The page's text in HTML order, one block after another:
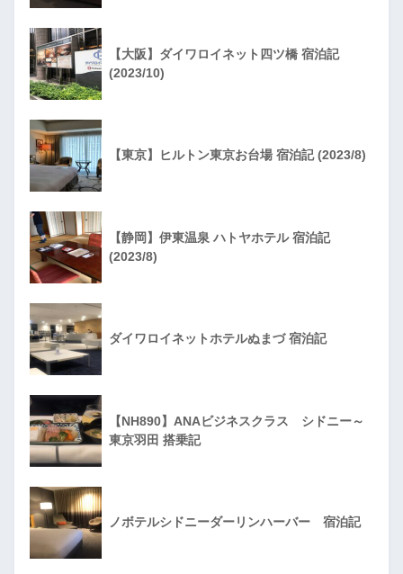
【大阪】ダイワロイネット四ツ橋 宿泊記
(2023/10)
【東京】ヒルトン東京お台場 宿泊記 (2023/8)
【静岡】伊東温泉 ハトヤホテル 宿泊記
(2023/8)
ダイワロイネットホテルぬまづ 宿泊記
【NH890】ANAビジネスクラス シドニー～
東京羽田 搭乗記
ノボテルシドニーダーリンハーバー 宿泊記